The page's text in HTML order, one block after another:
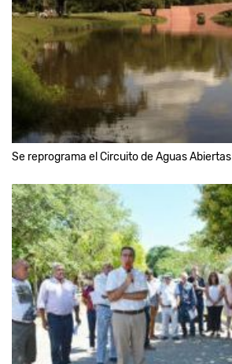
Se reprograma el Circuito de Aguas Abiertas